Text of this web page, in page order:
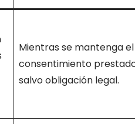
Mientras se mantenga el
consentimiento
salvo obligación legal.